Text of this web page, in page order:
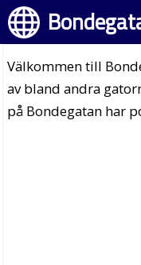
Välkommen till
av bland andra
på Bondegatan har